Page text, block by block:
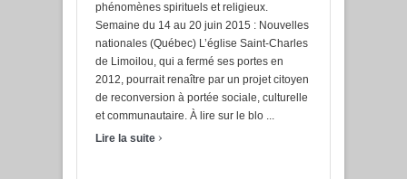
phénomènes spirituels et religieux.
Semaine du 14 au 20 juin 2015 : Nouvelles
nationales (Québec) L’église Saint-Charles
de Limoilou, qui a fermé ses portes en
2012, pourrait renaître par un projet citoyen
de reconversion à portée sociale, culturelle
et communautaire. À lire sur le blo ...
Lire la suite ›